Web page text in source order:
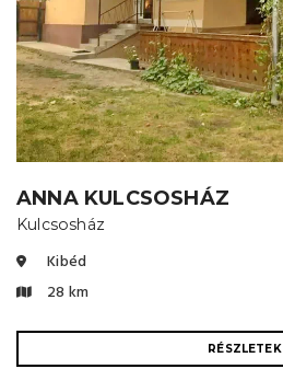
ANNA KULCSOSHÁZ
Kulcsosház
Kibéd
28 km
RÉSZLETEK